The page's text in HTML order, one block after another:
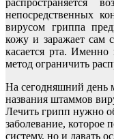
распространяется
непосредственных
вирусом гриппа
кожу и заражает сам
касается рта.
метод ограничить
На сегодняшний день
названия штаммов
Лечить грипп нужно
заболевание, которое
систему, но и давать